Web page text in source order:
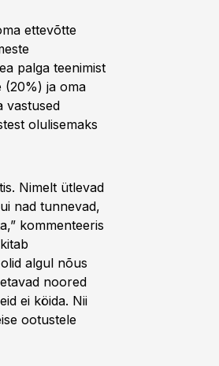
ettevõtte
palga teenimist
(20%) ja oma
vastused
olulisemaks
Nimelt ütlevad
nad tunnevad,
kommenteeris
algul nõus
noored
ei köida. Nii
ootustele